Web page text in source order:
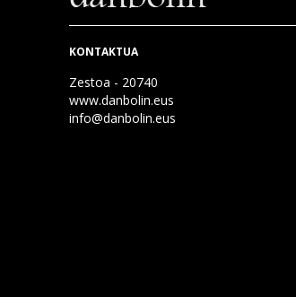
KONTAKTUA
Zestoa - 20740
www.danbolin.eus
info@danbolin.eus